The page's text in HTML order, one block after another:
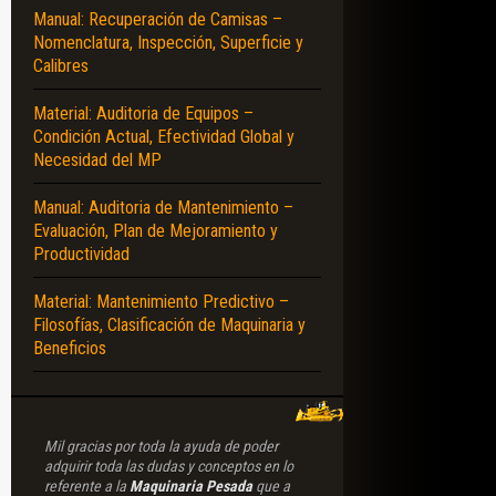
– CICLO REAL DE TRABAJO – COMPONENTES – SISTEMAS DE
Manual: Recuperación de Camisas –
Nomenclatura, Inspección, Superficie y
Calibres
Material: Auditoria de Equipos –
Condición Actual, Efectividad Global y
Necesidad del MP
Manual: Auditoria de Mantenimiento –
Evaluación, Plan de Mejoramiento y
Productividad
Material: Mantenimiento Predictivo –
Filosofías, Clasificación de Maquinaria y
Beneficios
Mil gracias por toda la ayuda de poder
adquirir toda las dudas y conceptos en lo
referente a la Maquinaria Pesadaque a